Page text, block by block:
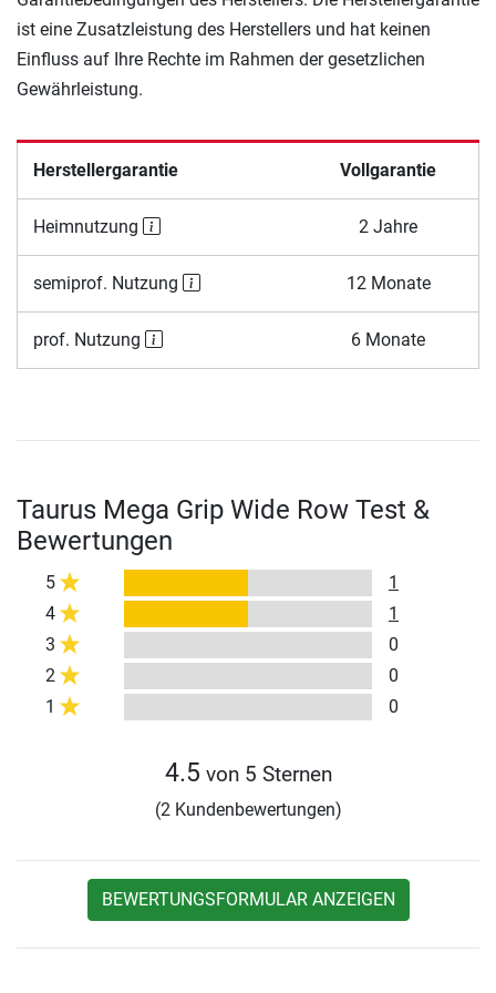
ist eine Zusatzleistung des Herstellers und hat keinen
Einfluss auf Ihre Rechte im Rahmen der gesetzlichen
Gewährleistung.
Herstellergarantie Vollgarantie
Heimnutzung 2 Jahre
semiprof. Nutzung 12 Monate
prof. Nutzung 6 Monate
Taurus Mega Grip Wide Row Test &
Bewertungen
5
1
4
1
3
0
2
0
1
0
4.5 von 5 Sternen
(2 Kundenbewertungen)
BEWERTUNGSFORMULAR ANZEIGEN